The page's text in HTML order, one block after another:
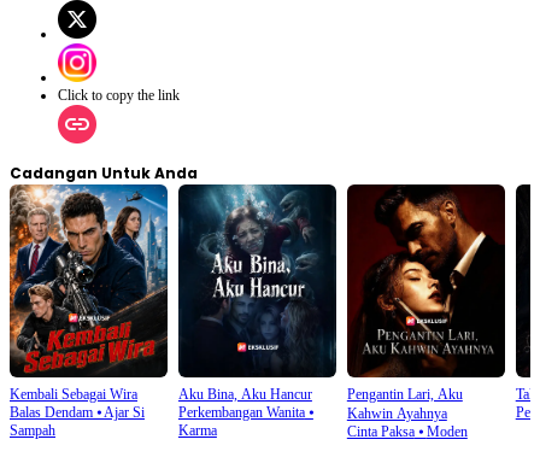
Click to copy the link
Cadangan Untuk Anda
Kembali Sebagai Wira
Balas Dendam ⦁Ajar Si
Sampah
Aku Bina, Aku Hancur
Perkembangan Wanita⦁
Karma
Pengantin Lari, Aku
Kahwin Ayahnya
Cinta Paksa⦁ Moden